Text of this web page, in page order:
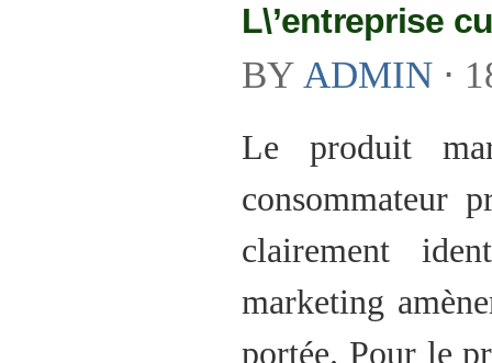
L\’entreprise
BY ADMIN ⋅
Le produit
consommateur
clairement
marketing
portée. Pour le